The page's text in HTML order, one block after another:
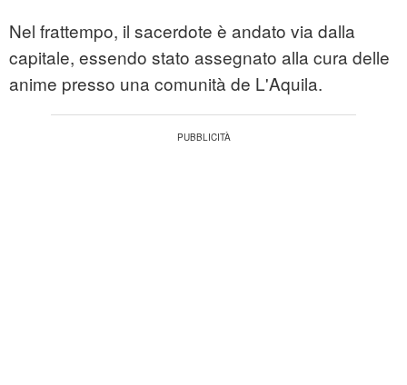
Nel frattempo, il sacerdote è andato via dalla
capitale, essendo stato assegnato alla cura delle
anime presso una comunità de L'Aquila.